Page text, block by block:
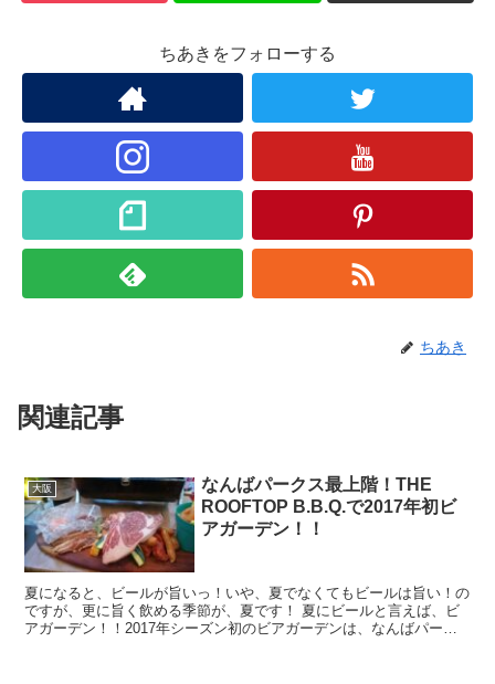
ちあきをフォローする
ちあき
関連記事
大阪
なんばパークス最上階！THE
ROOFTOP B.B.Q.で2017年初ビ
アガーデン！！
夏になると、ビールが旨いっ！いや、夏でなくてもビールは旨い！の
ですが、更に旨く飲める季節が、夏です！ 夏にビールと言えば、ビ
アガーデン！！2017年シーズン初のビアガーデンは、なんばパーク